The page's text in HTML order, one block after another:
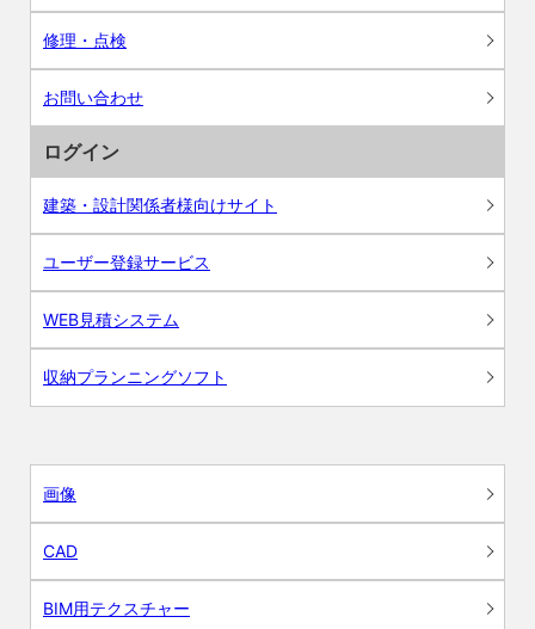
修理・点検
お問い合わせ
ログイン
建築・設計関係者様向けサイト
ユーザー登録サービス
WEB見積システム
収納プランニングソフト
画像
CAD
BIM用テクスチャー